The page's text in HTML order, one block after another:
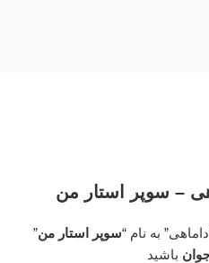
– سوپر استار من
به نام “سوپر استار من”
باشید